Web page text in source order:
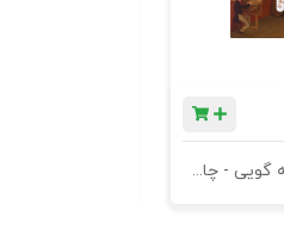
کتاب علم قصه گویی - چاپ سوم